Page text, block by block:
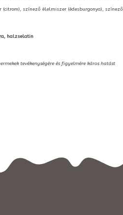
színező élelmiszer (édesburgonya), színező
halzselatin
tevékenységére és figyelmére káros hatást